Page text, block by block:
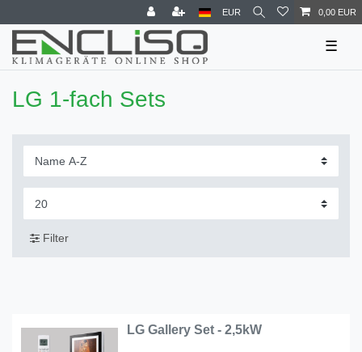
EUR 0,00 EUR
☰
LG 1-fach Sets
Filter
LG Gallery Set - 2,5kW